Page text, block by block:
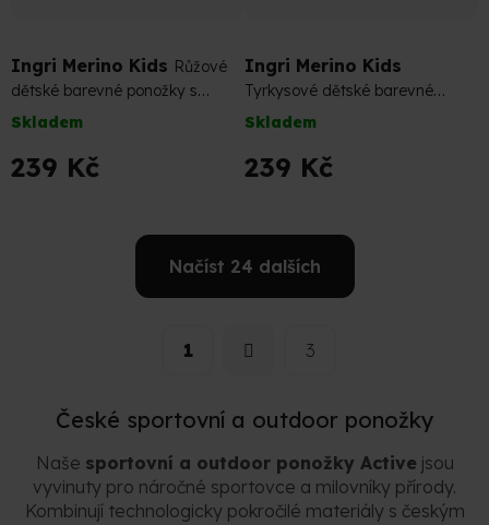
Ingri Merino Kids Růžové
dětské barevné ponožky s
nižším úpletem
Skladem
239 Kč
Ingri Merino Kids
Tyrkysové dětské barevné
ponožky s nižším úpletem
Skladem
239 Kč
Načíst 24 dalších
r
á
o
á
n
í
1 3
České sportovní a outdoor ponožky
Naše sportovní a outdoor ponožky Active jsou
vyvinuty pro náročné sportovce a milovníky přírody.
Kombinují technologicky pokročilé materiály s českým